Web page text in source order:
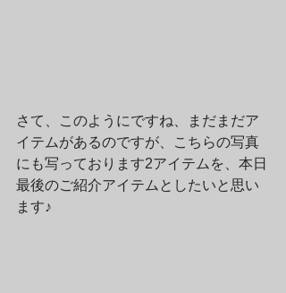
さて、このようにですね、まだまだア
イテムがあるのですが、こちらの写真
にも写っております2アイテムを、本日
最後のご紹介アイテムとしたいと思い
ます♪